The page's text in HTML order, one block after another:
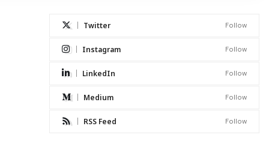
Twitter Follow
Instagram Follow
LinkedIn Follow
Medium Follow
RSS Feed Follow